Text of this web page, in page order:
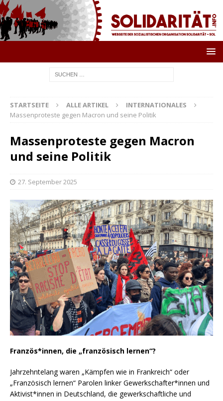
STARTSEITE ALLE ARTIKEL
INTERNATIONALES
Massenproteste gegen Macron und seine Politik
Massenproteste gegen Macron
und seine Politik
27. September 2025
Französ*innen, die „französisch lernen“?
Jahrzehntelang waren „Kämpfen wie in Frankreich“ oder
„Französisch lernen“ Parolen linker Gewerkschafter*innen und
Aktivist*innen in Deutschland, die gewerkschaftliche und